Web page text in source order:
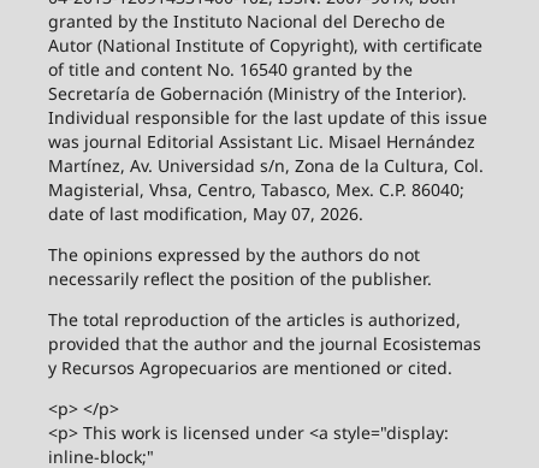
granted by the Instituto Nacional del Derecho de
Autor (National Institute of Copyright), with certificate
of title and content No. 16540 granted by the
Secretaría de Gobernación (Ministry of the Interior).
Individual responsible for the last update of this issue
was journal Editorial Assistant Lic. Misael Hernández
Martínez, Av. Universidad s/n, Zona de la Cultura, Col.
Magisterial, Vhsa, Centro, Tabasco, Mex. C.P. 86040;
date of last modification, May 07, 2026.
The opinions expressed by the authors do not
necessarily reflect the position of the publisher.
The total reproduction of the articles is authorized,
provided that the author and the journal Ecosistemas
y Recursos Agropecuarios are mentioned or cited.
<p> </p>
<p> This work is licensed under <a style="display:
inline-block;"